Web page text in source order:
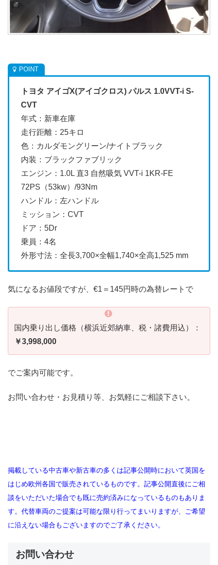
トヨタ アイゴX(アイゴクロス) パルス 1.0VVT-i S-
CVT
年式：新車在庫
走行距離：25キロ
色：カルダモングリーン/ナイトブラック
内装：ブラックファブリック
エンジン：1.0L 直3 自然吸気 VVT-i 1KR-FE
72PS（53kw）/93Nm
ハンドル：左ハンドル
ミッション：CVT
ドア：5Dr
乗員：4名
外形寸法：全長3,700×全幅1,740×全高1,525 mm
気になるお値段ですが、€1＝145円時の為替レートで
国内乗り出し価格（横浜近郊納車、税・諸費用込）：
￥3,998,000
でご案内可能です。
お問い合わせ・お見積り等、お気軽にご相談下さい。
掲載している中古車や新古車の多くは記事公開時において英国を
はじめ欧州各国で販売されているものです。記事公開直後にご相
談をいただいた場合でも既に売約済みになっているものもありま
す。代替車両のご提案は可能な限り行ってまいりますが、ご希望
に沿えない場合もございますのでご了承ください。
お問い合わせ